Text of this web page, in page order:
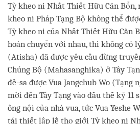
Tỳ kheo ni Nhất Thiết Hữu Căn
kheo ni Pháp Tạng Bộ không thể
Tỳ kheo ni của Nhất Thiết Hữu Căn
hoán chuyển với nhau, thì không có
(Atisha) đã được yêu cầu đừng
Chúng Bộ (Mahasanghika) ở Tây
đề-sa được Vua Jangchub Wo (Tạng
mời đến Tây Tạng vào đầu thế kỷ 11
ông nội của nhà vua, tức Vua Yeshe
tái thiết lập lễ thọ giới Tỳ kheo ni